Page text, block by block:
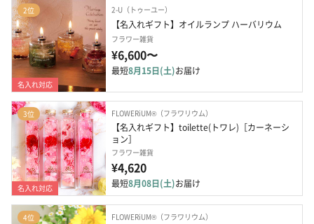
2位
名入れ対応
2-U（トゥーユー）
【名入れギフト】オイルランプ ハーバリウム
フラワー雑貨
¥6,600〜
最短8月15日(土)お届け
3位
名入れ対応
FLOWERiUM®（フラワリウム）
【名入れギフト】toilette(トワレ)［カーネーシ
ョン］
フラワー雑貨
¥4,620
最短8月08日(土)お届け
4位 FLOWERiUM®（フラワリウム）